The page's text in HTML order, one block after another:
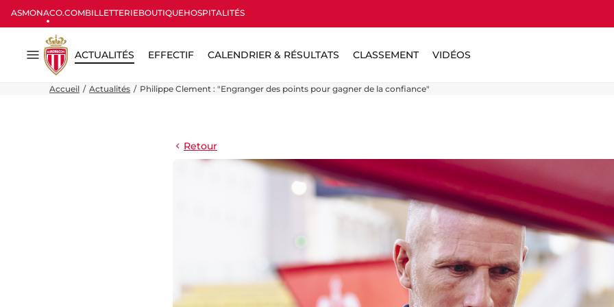
ASMONACO.COMBILLETTERIEBOUTIQUEHOSPITALITÉS
Menu
ACTUALITÉS EFFECTIF CALENDRIER & RÉSULTATS CLASSEMENT VIDÉOS
Accueil Actualités Philippe Clement : "Engranger des points pour gagner de la confiance"
Retour